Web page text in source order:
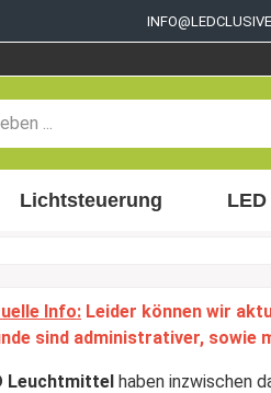
Lichtsteuerung
Info: Leider können wir
sind administrativer, sowie
Leuchtmittel haben inzwischen